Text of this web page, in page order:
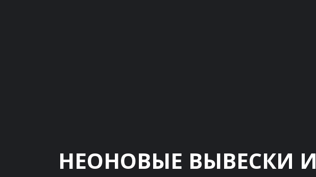
НЕОНОВЫЕ ВЫВЕСКИ И